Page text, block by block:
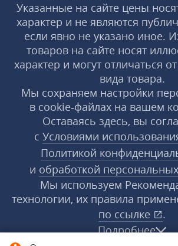
Указанные на сайте цены
характер и не являются
если явно не указано иное.
товаров на сайте носят
характер и могут отличаться
вида товара.
Мы сохраняем настройки
в cookie‑файлах на вашем
Оставаясь здесь, вы
с Условиями
Политикой
и обработкой
Мы используем
технологии, их правила
по ссылке
.
Подробнее